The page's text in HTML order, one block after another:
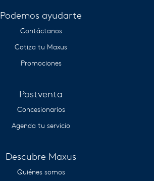
Podemos ayudarte
Contáctanos
Cotiza tu Maxus
Promociones
Postventa
Concesionarios
Agenda tu servicio
Descubre Maxus
Quiénes somos